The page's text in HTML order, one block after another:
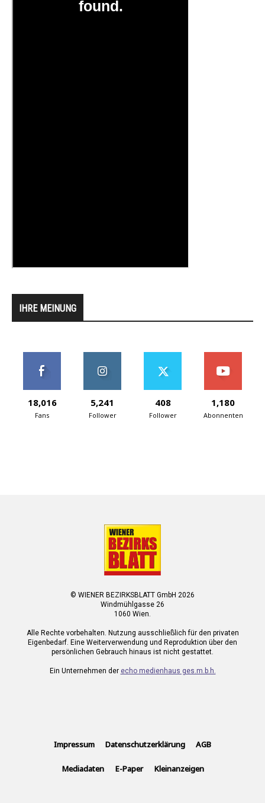
IHRE MEINUNG
18,016
Fans
5,241
Follower
408
Follower
1,180
Abonnenten
© WIENER BEZIRKSBLATT GmbH 2026
Windmühlgasse 26
1060 Wien.
Alle Rechte vorbehalten. Nutzung ausschließlich für den privaten
Eigenbedarf. Eine Weiterverwendung und Reproduktion über den
persönlichen Gebrauch hinaus ist nicht gestattet.
Ein Unternehmen der echo medienhaus ges.m.b.h.
Impressum Datenschutzerklärung AGB
Mediadaten E-Paper Kleinanzeigen